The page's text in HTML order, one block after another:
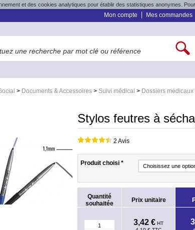
et des cookies analytiques pour établir des statistiques anonymes.
Mon compte Mes commandes
> Documents & Accessoires > Suivi médical > Dossiers médicaux
Stylos feutres à
2 Avis
Produit choisi *
Quantité
souhaitée
Prix unitaire
3,42 € HT